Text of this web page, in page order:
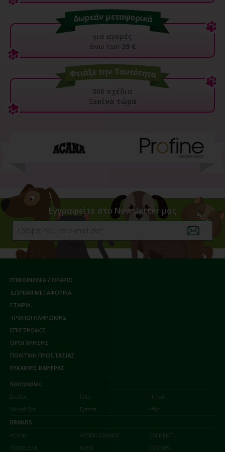
για αγορές
άνω των 29 €
500 σχέδια
Ξεκίνα τώρα
Εγγραφείτε στο Newsletter μας
ΕΠΙΚΟΙΝΩΝΙΑ / ΩΡΑΡΙΟ
ΔΩΡΕΑΝ ΜΕΤΑΦΟΡΙΚΑ
ΕΤΑΙΡΙΑ
ΤΡΟΠΟΙ ΠΛΗΡΩΜΗΣ
ΕΠΙΣΤΡΟΦΕΣ
ΟΡΟΙ ΧΡΗΣΗΣ
ΠΟΛΙΤΙΚΗ ΠΡΟΣΤΑΣΙΑΣ
ΕΥΚΑΙΡΙΕΣ ΚΑΡΙΕΡΑΣ
Κατηγορίες
Σκύλος
Γάτα
Πτηνά
Μικρά ζώα
Ερπετά
Ψάρι
BRANDS
ACANA
ARDEN GRANGE
EMINENT
EVERCLEAN
FLEXI FRISKIES